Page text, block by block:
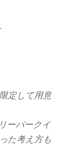
定して用意
ーパークイ
た考え方も